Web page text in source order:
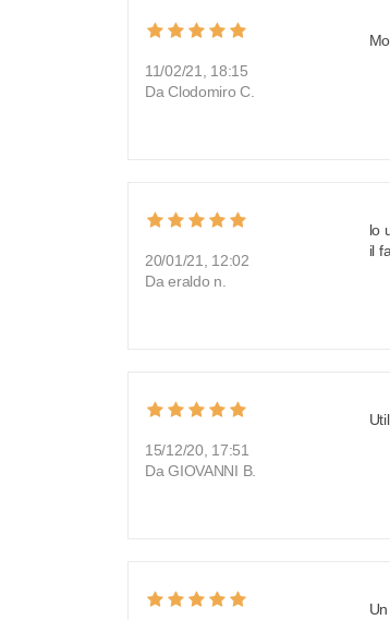
11/02/21, 18:15
Da Clodomiro C.
20/01/21, 12:02
Da eraldo n.
lo
il
15/12/20, 17:51
Da GIOVANNI B.